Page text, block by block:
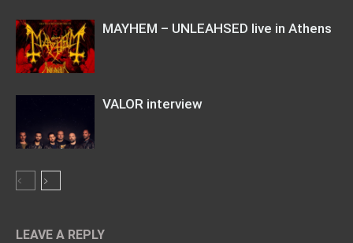
MAYHEM – UNLEAHSED live in Athens
VALOR interview
LEAVE A REPLY